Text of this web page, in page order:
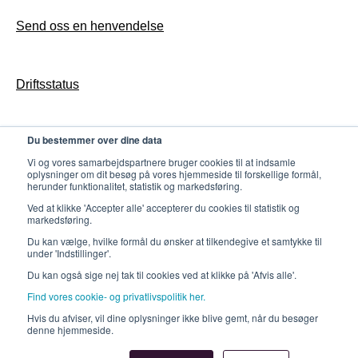
Du bestemmer over dine data
Vi og vores samarbejdspartnere bruger cookies til at indsamle
oplysninger om dit besøg på vores hjemmeside til forskellige formål,
herunder funktionalitet, statistik og markedsføring.
Ved at klikke 'Accepter alle' accepterer du cookies til statistik og
markedsføring.
Du kan vælge, hvilke formål du ønsker at tilkendegive et samtykke til
under 'Indstillinger'.
Du kan også sige nej tak til cookies ved at klikke på 'Afvis alle'.
Find vores cookie- og privatlivspolitik her.
Hvis du afviser, vil dine oplysninger ikke blive gemt, når du besøger
denne hjemmeside.
Butler konfigurasjon & drift
Counter konfigurasjon & drift
Send oss en henvendelse
Driftsstatus
Personvern
Kontakt Redia support tlf.: +45 70
20 11 30
Copyright © 2025,